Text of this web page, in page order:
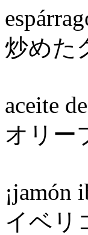
炒めた
aceite
オリー
¡jamón
イベリ